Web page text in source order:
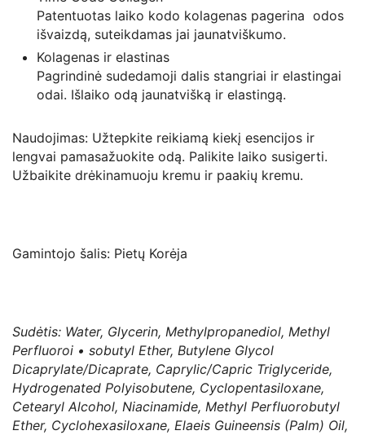
Patentuotas laiko kodo kolagenas pagerina odos
išvaizdą, suteikdamas jai jaunatviškumo.
Kolagenas ir elastinas
Pagrindinė sudedamoji dalis stangriai ir elastingai
odai. Išlaiko odą jaunatvišką ir elastingą.
Naudojimas: Užtepkite reikiamą kiekį esencijos ir
lengvai pamasažuokite odą. Palikite laiko susigerti.
Užbaikite drėkinamuoju kremu ir paakių kremu.
Gamintojo šalis: Pietų Korėja
Sudėtis: Water, Glycerin, Methylpropanediol, Methyl
Perfluoroi • sobutyl Ether, Butylene Glycol
Dicaprylate/Dicaprate, Caprylic/Capric Triglyceride,
Hydrogenated Polyisobutene, Cyclopentasiloxane,
Cetearyl Alcohol, Niacinamide, Methyl Perfluorobutyl
Ether, Cyclohexasiloxane, Elaeis Guineensis (Palm) Oil,